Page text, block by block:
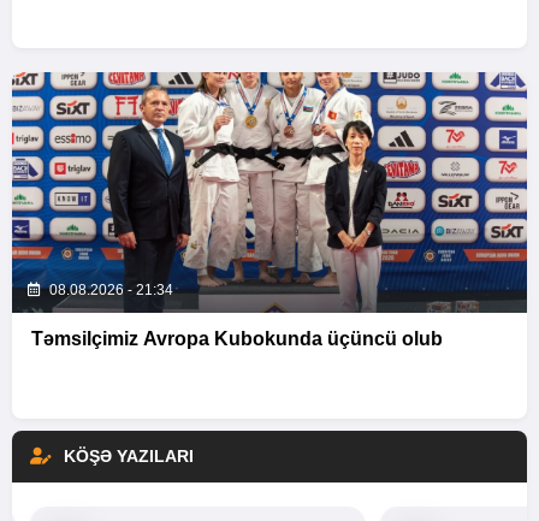
08.08.2026 - 21:34
Təmsilçimiz Avropa Kubokunda üçüncü olub
KÖŞƏ YAZILARI